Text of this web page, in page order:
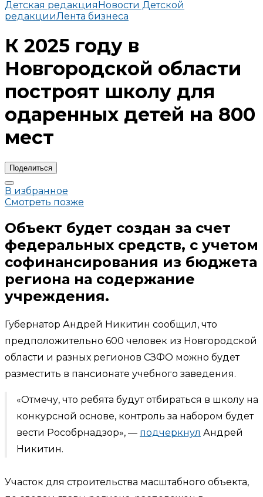
Детская редакцияНовости Детской
редакцииЛента бизнеса
К 2025 году в
Новгородской области
построят школу для
одаренных детей на 800
мест
Поделиться
В избранное
Смотреть позже
Объект будет создан за счет
федеральных средств, с учетом
софинансирования из бюджета
региона на содержание
учреждения.
Губернатор Андрей Никитин сообщил, что
предположительно 600 человек из Новгородской
области и разных регионов СЗФО можно будет
разместить в пансионате учебного заведения.
«Отмечу, что ребята будут отбираться в школу на
конкурсной основе, контроль за набором будет
вести Рособрнадзор», — подчеркнул Андрей
Никитин.
Участок для строительства масштабного объекта,